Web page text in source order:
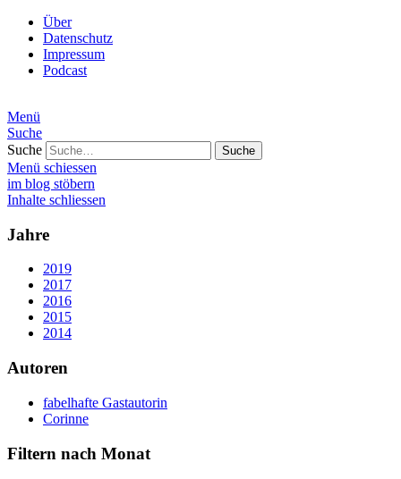
Über
Datenschutz
Impressum
Podcast
Menü
Suche
Suche
Menü schiessen
im blog stöbern
Inhalte schliessen
Jahre
2019
2017
2016
2015
2014
Autoren
fabelhafte Gastautorin
Corinne
Filtern nach Monat